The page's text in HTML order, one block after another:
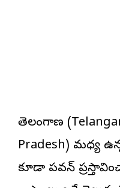
తెలంగాణ
Pradesh) మధ్య
కూడా పవన్